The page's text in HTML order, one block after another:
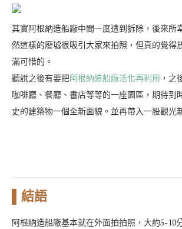
其實阿根納造船廠中間一度遭到拆除，後來所
然這樣的廢墟很吸引大家來拍照，但真的覺得
滿可惜的。
聽說之後有要把阿根納造船廠活化再利用 ，之
咖啡廳、餐廳、書店等等的一座園區，期待到
史的建築物一個全新面貌。並再帶入一股觀光
▌結語
阿根納造船廠基本就在外面拍拍照，大約5-10